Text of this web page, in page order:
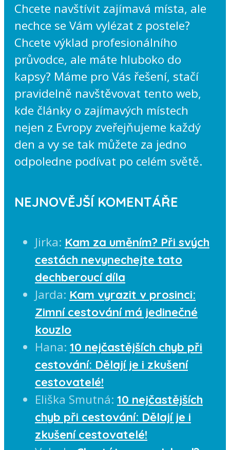
Chcete navštívit zajímavá místa, ale
nechce se Vám vylézat z postele?
Chcete výklad profesionálního
průvodce, ale máte hluboko do
kapsy? Máme pro Vás řešení, stačí
pravidelně navštěvovat tento web,
kde články o zajímavých místech
nejen z Evropy zveřejňujeme každý
den a vy se tak můžete za jedno
odpoledne podívat po celém světě.
NEJNOVĚJŠÍ KOMENTÁŘE
Jirka: Kam za uměním? Při svých
cestách nevynechejte tato
dechberoucí díla
Jarda: Kam vyrazit v prosinci:
Zimní cestování má jedinečné
kouzlo
Hana: 10 nejčastějších chyb při
cestování: Dělají je i zkušení
cestovatelé!
Eliška Smutná: 10 nejčastějších
chyb při cestování: Dělají je i
zkušení cestovatelé!